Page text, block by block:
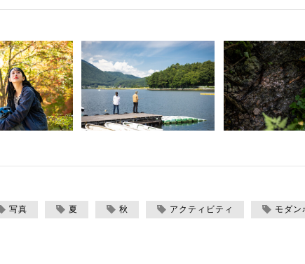
写真 夏 秋 アクティビティ モダン